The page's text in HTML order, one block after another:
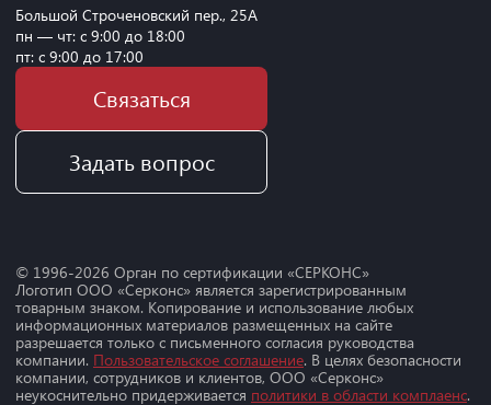
Большой Строченовский пер., 25А
пн — чт: с 9:00 до 18:00
пт: с 9:00 до 17:00
Связаться
Задать вопрос
© 1996-2026 Орган по сертификации «СЕРКОНС»
Логотип ООО «Серконс» является зарегистрированным
товарным знаком. Копирование и использование любых
информационных материалов размещенных на сайте
разрешается только с письменного согласия руководства
компании. Пользовательское соглашение. В целях безопасности
компании, сотрудников и клиентов, ООО «Серконс»
неукоснительно придерживается политики в области комплаенс.